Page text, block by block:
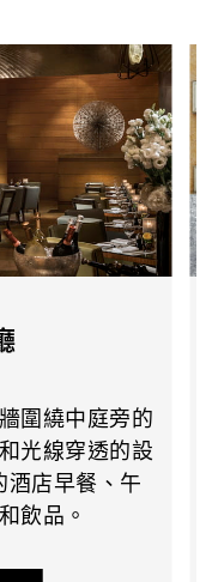
圍繞中庭旁的
光線穿透的設
店早餐、午
飲品。